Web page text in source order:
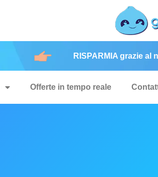
RISPARMIA grazie al
Offerte in tempo reale